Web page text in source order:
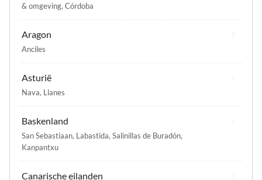
& omgeving, Córdoba
Aragon
Anciles
Asturië
Nava, Llanes
Baskenland
San Sebastiaan, Labastida, Salinillas de Buradón,
Kanpantxu
Canarische eilanden